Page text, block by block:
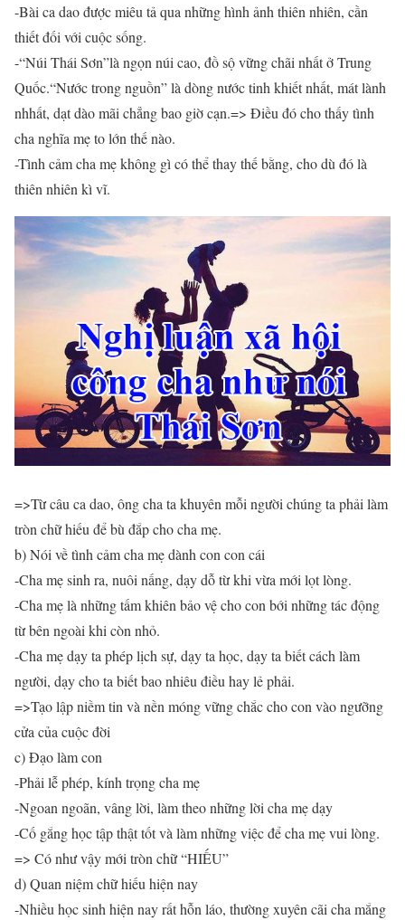
-Bài ca dao được miêu tả qua những hình ảnh thiên nhiên, cần
thiết đối với cuộc sống.
-“Núi Thái Sơn”là ngọn núi cao, đồ sộ vững chãi nhất ở Trung
Quốc.“Nước trong nguồn” là dòng nước tinh khiết nhất, mát lành
nhhất, dạt dào mãi chẳng bao giờ cạn.=> Điều đó cho thấy tình
cha nghĩa mẹ to lớn thế nào.
-Tình cảm cha mẹ không gì có thể thay thế bằng, cho dù đó là
thiên nhiên kì vĩ.
=>Từ câu ca dao, ông cha ta khuyên mỗi người chúng ta phải làm
tròn chữ hiếu để bù đắp cho cha mẹ.
b) Nói về tình cảm cha mẹ dành con con cái
-Cha mẹ sinh ra, nuôi nấng, dạy dỗ từ khi vừa mới lọt lòng.
-Cha mẹ là những tấm khiên bảo vệ cho con bới những tác động
từ bên ngoài khi còn nhỏ.
-Cha mẹ dạy ta phép lịch sự, dạy ta học, dạy ta biết cách làm
người, dạy cho ta biết bao nhiêu điều hay lẻ phải.
=>Tạo lập niềm tin và nền móng vững chắc cho con vào ngưỡng
cửa của cuộc đời
c) Đạo làm con
-Phải lễ phép, kính trọng cha mẹ
-Ngoan ngoãn, vâng lời, làm theo những lời cha mẹ dạy
-Cố gắng học tập thật tốt và làm những việc để cha mẹ vui lòng.
=> Có như vậy mới tròn chữ “HIẾU”
d) Quan niệm chữ hiếu hiện nay
-Nhiều học sinh hiện nay rất hỗn láo, thường xuyên cãi cha mắng